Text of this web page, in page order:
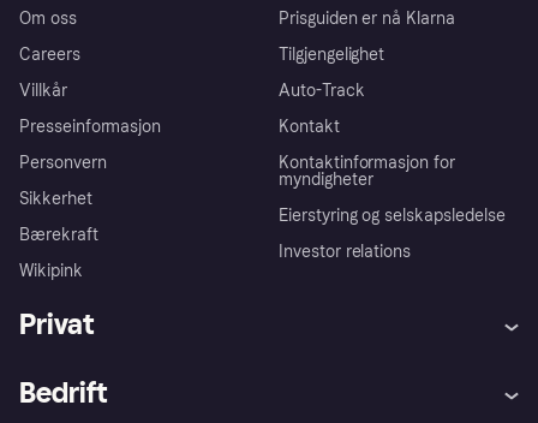
Om oss
Careers
Villkår
Presseinformasjon
Personvern
Sikkerhet
Bærekraft
Wikipink
Prisguiden er nå Klarna
Tilgjengelighet
Auto-Track
Kontakt
Kontaktinformasjon for
myndigheter
Eierstyring og selskapsledelse
Investor relations
Privat
Bedrift